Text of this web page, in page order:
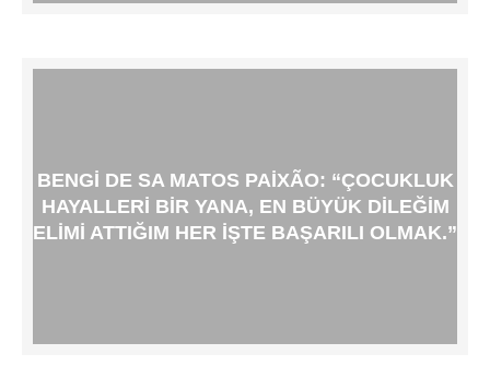
BENGI DE SA MATOS PAIXÃO: “ÇOCUKLUK
HAYALLERI BIR YANA, EN BÜYÜK DILEĞIM
ELIMI ATTIĞIM HER IŞTE BAŞARILI OLMAK.”